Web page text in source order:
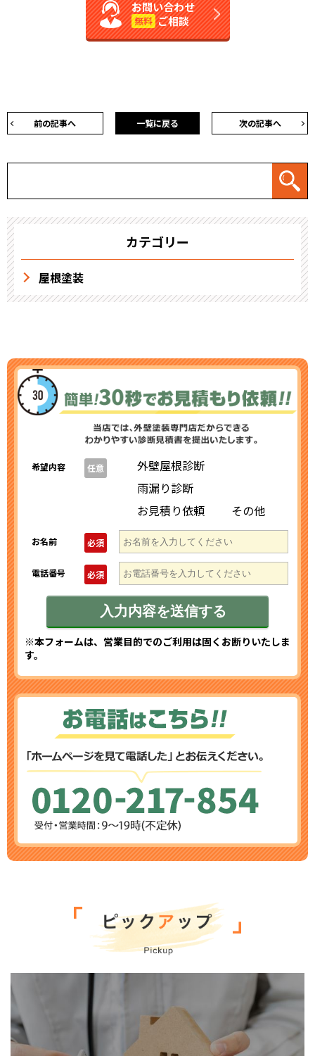
お問い合わせ
無料 ご相談
前の記事へ 次の記事へ
一覧に戻る
カテゴリー
屋根塗装
希望内容 任意
外壁屋根診断
雨漏り診断
お見積り依頼
その他
お名前 必須
電話番号 必須
※本フォームは、営業目的でのご利用は固くお断りいたしま
す。